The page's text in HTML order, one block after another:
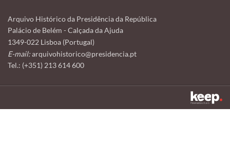
Arquivo Histórico da Presidência da República
Palácio de Belém - Calçada da Ajuda
1349-022 Lisboa (Portugal)
E-mail:arquivohistorico@presidencia.pt
Tel.: (+351) 213 614 600